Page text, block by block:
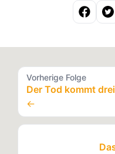
Vorherige Folge
Der Tod kommt
←